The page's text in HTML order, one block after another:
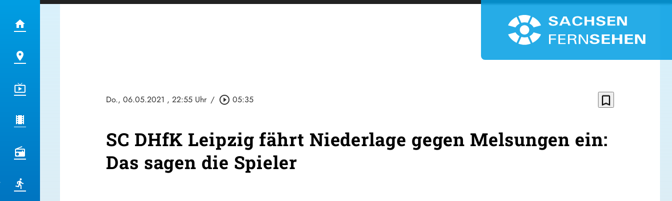
Do., 06.05.2021 , 22:55 Uhr / play_circle_outline 05:35 bookmark_border
SC DHfK Leipzig fährt Niederlage gegen Melsungen ein:
Das sagen die Spieler